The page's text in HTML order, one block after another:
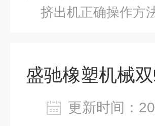
挤出机正确操作方
盛驰橡塑机械
更新时间